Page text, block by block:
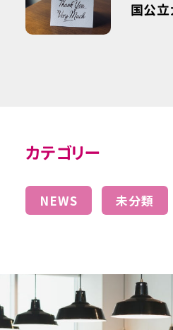
国公
カテゴリー
NEWS 未分類